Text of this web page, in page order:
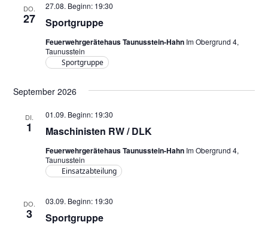
DO.
27 Sportgruppe
27.08. Beginn: 19:30
Feuerwehrgerätehaus Taunusstein-Hahn Im Obergrund 4,
Taunusstein
Sportgruppe
September 2026
DI.
1 Maschinisten RW / DLK
01.09. Beginn: 19:30
Feuerwehrgerätehaus Taunusstein-Hahn Im Obergrund 4,
Taunusstein
Einsatzabteilung
DO.
3 Sportgruppe
03.09. Beginn: 19:30